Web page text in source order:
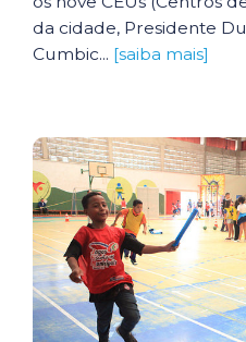
da cidade, Presidente
Cumbic... [saiba mais]